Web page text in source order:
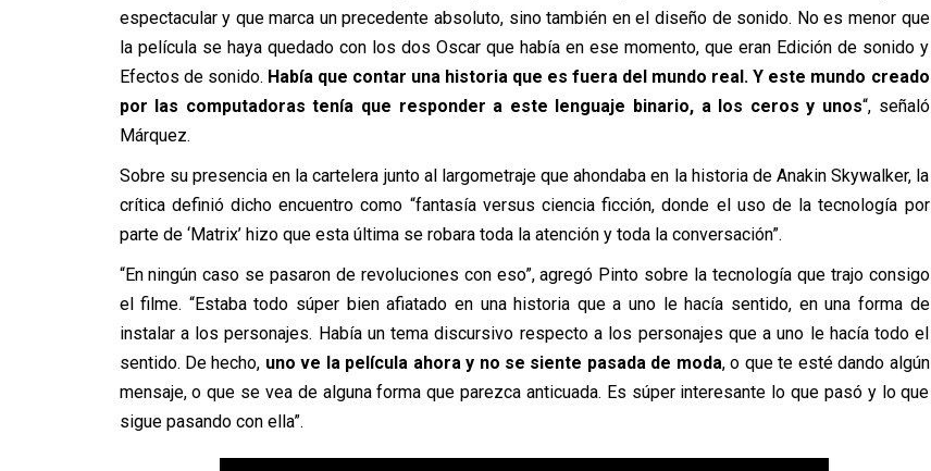
espectacular y que marca un precedente absoluto, sino también en el diseño de sonido. No es menor que
la película se haya quedado con los dos Oscar que había en ese momento, que eran Edición de sonido y
Efectos de sonido. Había que contar una historia que es fuera del mundo real. Y este mundo creado
por las computadoras tenía que responder a este lenguaje binario, a los ceros y unos“, señaló
Márquez.
Sobre su presencia en la cartelera junto al largometraje que ahondaba en la historia de Anakin Skywalker, la
crítica definió dicho encuentro como “fantasía versus ciencia ficción, donde el uso de la tecnología por
parte de ‘Matrix’ hizo que esta última se robara toda la atención y toda la conversación”.
“En ningún caso se pasaron de revoluciones con eso”, agregó Pinto sobre la tecnología que trajo consigo
el filme. “Estaba todo súper bien afiatado en una historia que a uno le hacía sentido, en una forma de
instalar a los personajes. Había un tema discursivo respecto a los personajes que a uno le hacía todo el
sentido. De hecho, uno ve la película ahora y no se siente pasada de moda, o que te esté dando algún
mensaje, o que se vea de alguna forma que parezca anticuada. Es súper interesante lo que pasó y lo que
sigue pasando con ella”.